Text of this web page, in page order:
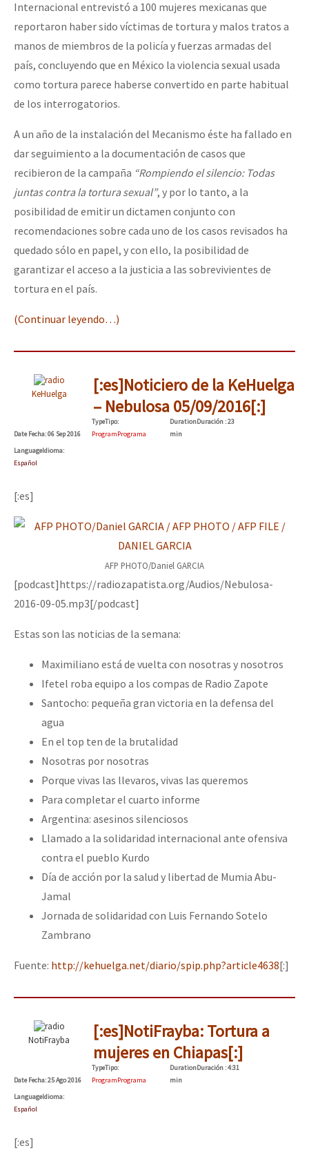
Internacional entrevistó a 100 mujeres mexicanas que
reportaron haber sido víctimas de tortura y malos tratos a
manos de miembros de la policía y fuerzas armadas del
país, concluyendo que en México la violencia sexual usada
como tortura parece haberse convertido en parte habitual
de los interrogatorios.
A un año de la instalación del Mecanismo éste ha fallado en
dar seguimiento a la documentación de casos que
recibieron de la campaña “Rompiendo el silencio: Todas
juntas contra la tortura sexual”, y por lo tanto, a la
posibilidad de emitir un dictamen conjunto con
recomendaciones sobre cada uno de los casos revisados ha
quedado sólo en papel, y con ello, la posibilidad de
garantizar el acceso a la justicia a las sobrevivientes de
tortura en el país.
(Continuar leyendo…)
KeHuelga
[:es]Noticiero de la KeHuelga
– Nebulosa 05/09/2016[:]
DateFecha: 06 Sep 2016
TypeTipo:
ProgramPrograma
DurationDuración: 23
min
LanguageIdioma:
Español
[:es]
AFP PHOTO/Daniel GARCIA
[podcast]https://radiozapatista.org/Audios/Nebulosa-
2016-09-05.mp3[/podcast]
Estas son las noticias de la semana:
Maximiliano está de vuelta con nosotras y nosotros
Ifetel roba equipo a los compas de Radio Zapote
Santocho: pequeña gran victoria en la defensa del
agua
En el top ten de la brutalidad
Nosotras por nosotras
Porque vivas las llevaros, vivas las queremos
Para completar el cuarto informe
Argentina: asesinos silenciosos
Llamado a la solidaridad internacional ante ofensiva
contra el pueblo Kurdo
Día de acción por la salud y libertad de Mumia Abu-
Jamal
Jornada de solidaridad con Luis Fernando Sotelo
Zambrano
Fuente: http://kehuelga.net/diario/spip.php?article4638[:]
NotiFrayba
[:es]NotiFrayba: Tortura a
mujeres en Chiapas[:]
DateFecha: 25 Ago 2016
TypeTipo:
ProgramPrograma
DurationDuración: 4:31
min
LanguageIdioma:
Español
[:es]